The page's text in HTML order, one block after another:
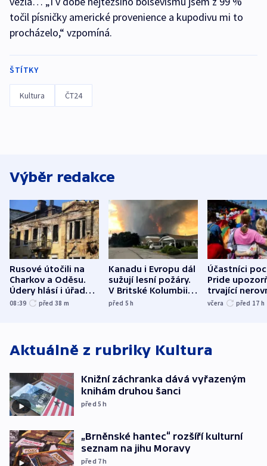
točil písničky americké provenience a kupodivu mi to
procházelo,“ vzpomíná.
ŠTÍTKY
Kultura ČT24
Výběr redakce
Rusové útočili na
Charkov a Oděsu.
Údery hlásí i úřady v
Bělgorodu
08:39 před 38 m
Kanadu i Evropu dál
sužují lesní požáry.
V Britské Kolumbii
evakuovali tisíce lidí
před 5h
Účastníci
Pride
trvající
včera před 17 h
Aktuálně z rubriky Kultura
Knižní záchranka dává vyřazeným
knihám druhou šanci
před 5h
„Brněnské hantec“ rozšíří kulturní
seznam na jihu Moravy
před 7h